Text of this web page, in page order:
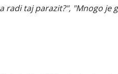
radi taj parazit?", "Mnogo je